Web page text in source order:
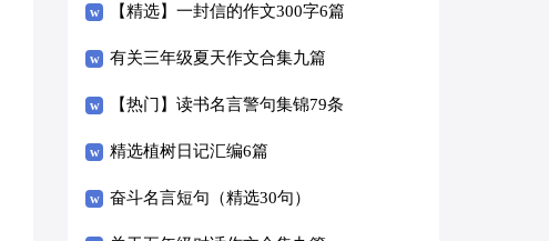
【精选】一封信的作文300字6篇
有关三年级夏天作文合集九篇
【热门】读书名言警句集锦79条
精选植树日记汇编6篇
奋斗名言短句（精选30句）